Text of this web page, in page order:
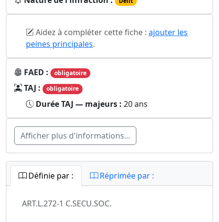
Aidez à compléter cette fiche : ajouter les
peines principales.
FAED : obligatoire
TAJ : obligatoire
Durée TAJ — majeurs : 20 ans
Afficher plus d'informations...
Définie par : Réprimée par :
ART.L.272-1 C.SECU.SOC.